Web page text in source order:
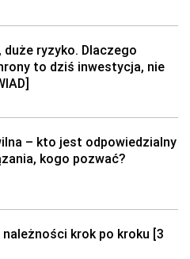
duże ryzyko. Dlaczego
to dziś inwestycja, nie
– kto jest odpowiedzialny
kogo pozwać?
należności krok po kroku [3